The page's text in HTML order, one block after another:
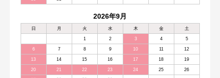
2026年9月
日 月 火 水 木 金 土
1 2 3 4 5
6 7 8 9 10 11 12
13 14 15 16 17 18 19
20 21 22 23 24 25 26